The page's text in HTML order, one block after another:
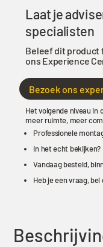
diepte
Powerbank
met
-
Diverse
houders
voor
daktenten
aantal
Laat je
specialisten
Beleef dit product
ons Experience
Bezoek ons
Het volgende niveau in
meer ruimte, meer
Professionele
In het echt
Vandaag besteld,
Heb je een vraag,